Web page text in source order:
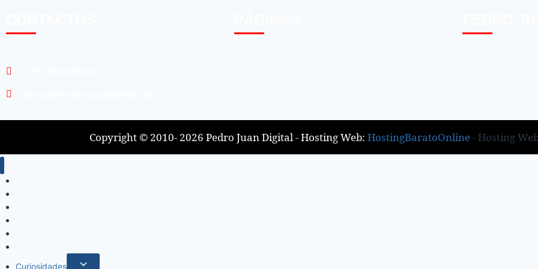
Copyright © 2010- 2026 Pedro Juan Digital - Hosting Web: HostingBaratoOnline- Hosting
Curiosidades